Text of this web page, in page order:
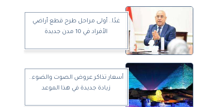
غدًا.. أولى مراحل طرح قطع أراضي
الأفراد في 10 مدن جديدة
أسعار تذاكر عروض الصوت والضوء..
زيادة جديدة في هذا الموعد